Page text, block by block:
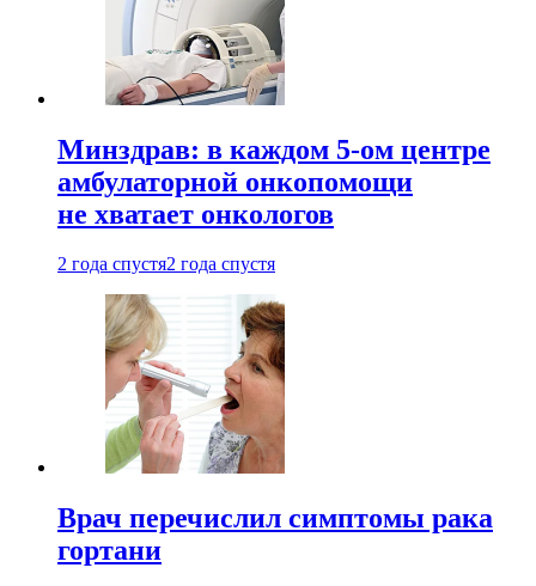
Минздрав: в каждом 5-ом центре
амбулаторной онкопомощи
не хватает онкологов
2 года спустя2 года спустя
Врач перечислил симптомы рака
гортани